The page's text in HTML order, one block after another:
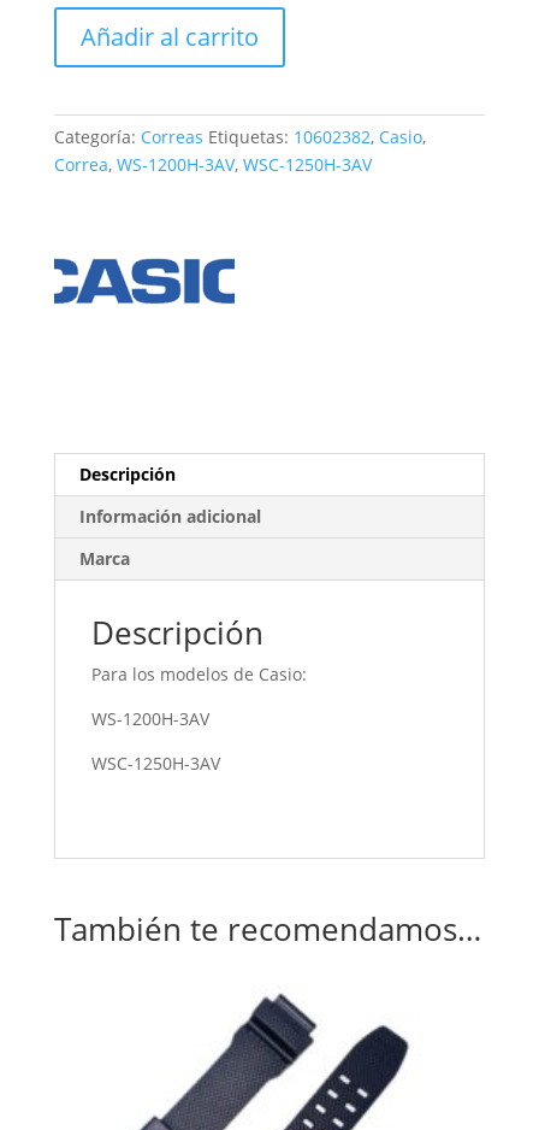
Casio
WS-
cantidad
Añadir al carrito
Categoría: Correas Etiquetas: 10602382, Casio,
Correa, WS-1200H-3AV, WSC-1250H-3AV
Descripción
Información adicional
Marca
Descripción
Para los modelos de Casio:
WS-1200H-3AV
WSC-1250H-3AV
También te recomendamos…